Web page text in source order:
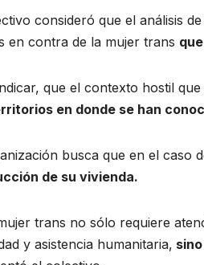
consideró que el análisis
en contra de la mujer trans
que el contexto hostil
en donde se han
busca que en el caso
de su vivienda.
trans no sólo requiere
y asistencia humanitaria,